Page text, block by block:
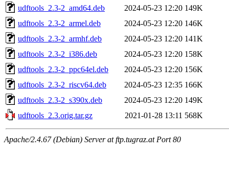
udftools_2.3-2_amd64.deb
2024-05-23 12:20 149K
udftools_2.3-2_armel.deb
2024-05-23 12:20 146K
udftools_2.3-2_armhf.deb
2024-05-23 12:20 141K
udftools_2.3-2_i386.deb
2024-05-23 12:20 158K
udftools_2.3-2_ppc64el.deb
2024-05-23 12:20 156K
udftools_2.3-2_riscv64.deb
2024-05-23 12:35 166K
udftools_2.3-2_s390x.deb
2024-05-23 12:20 149K
udftools_2.3.orig.tar.gz
2021-01-28 13:11 568K
Apache/2.4.67 (Debian) Server at ftp.tugraz.at Port 80